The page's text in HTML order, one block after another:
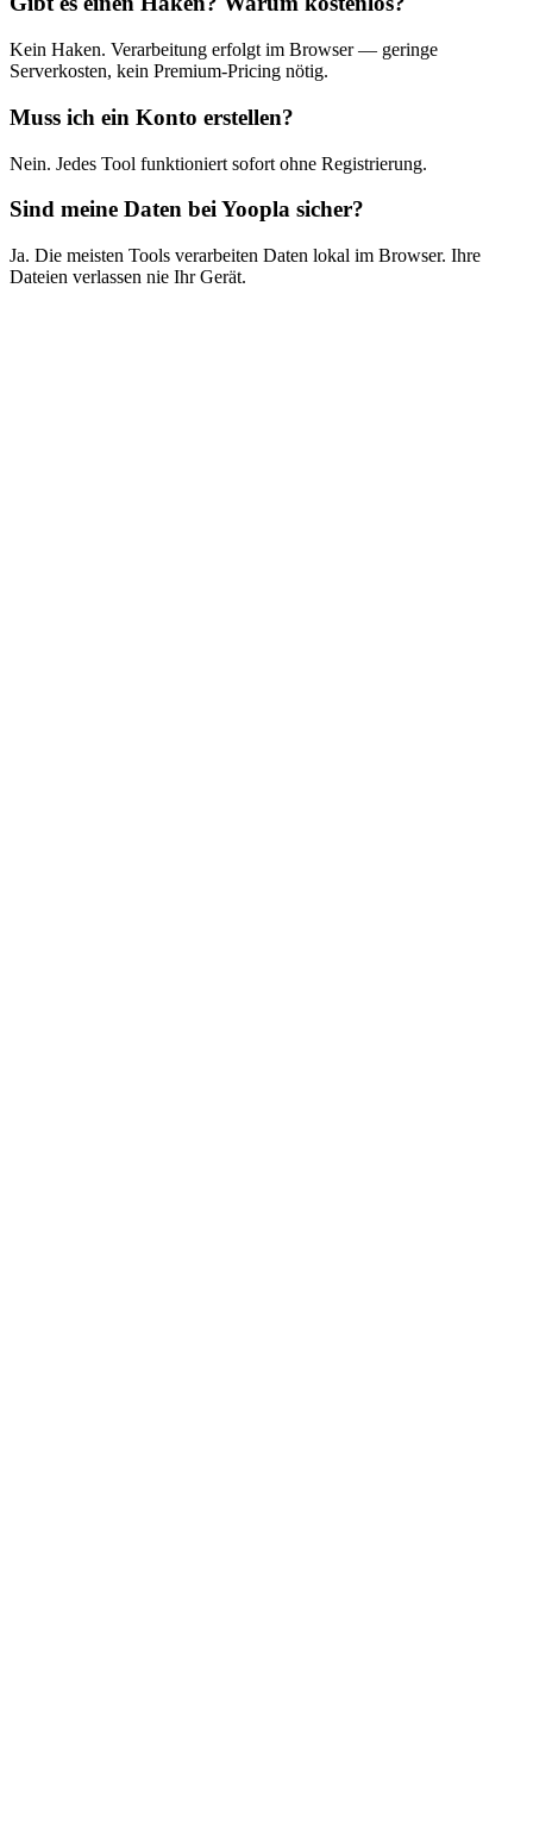
Kein Haken. Verarbeitung erfolgt im Browser — geringe
Serverkosten, kein Premium-Pricing nötig.
Muss ich ein Konto erstellen?
Nein. Jedes Tool funktioniert sofort ohne Registrierung.
Sind meine Daten bei Yoopla sicher?
Ja. Die meisten Tools verarbeiten Daten lokal im Browser. Ihre
Dateien verlassen nie Ihr Gerät.